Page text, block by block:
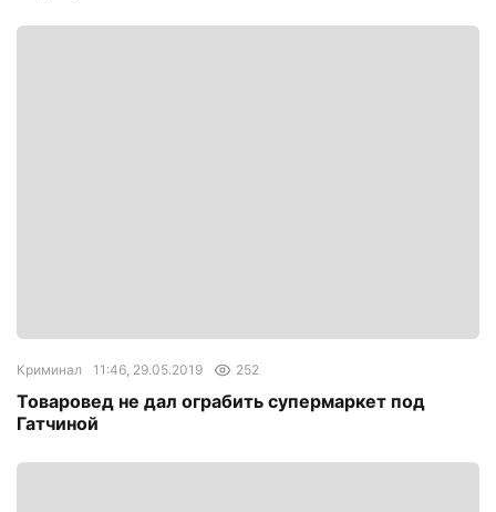
Криминал 11:46, 29.05.2019 252
Товаровед не дал ограбить супермаркет под
Гатчиной